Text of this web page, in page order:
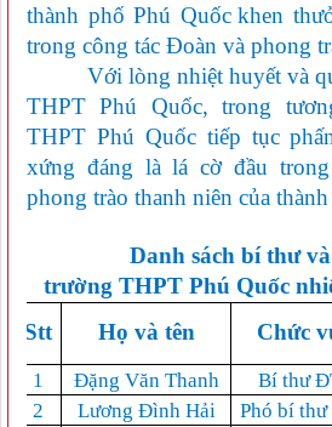
thành phố Phú Quốc khen
trong công tác Đoàn và phong
Với lòng nhiệt huyết và
THPT Phú Quốc, trong
THPT Phú Quốc tiếp tục
xứng đáng là lá cờ đầu
phong trào thanh niên của
Danh sách bí thư
trường THPT Phú Quốc
Stt
Họ và tên Chức
1 Đặng Văn Thanh Bí thư
2
Lương Đình Hải Phó bí